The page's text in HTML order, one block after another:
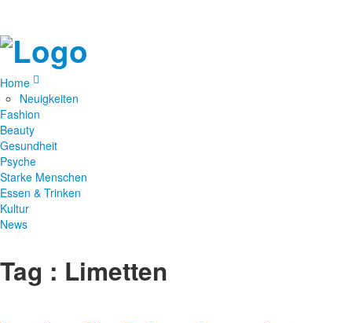
Home
Neuigkeiten
Fashion
Beauty
Gesundheit
Psyche
Starke Menschen
Essen & Trinken
Kultur
News
Tag : Limetten